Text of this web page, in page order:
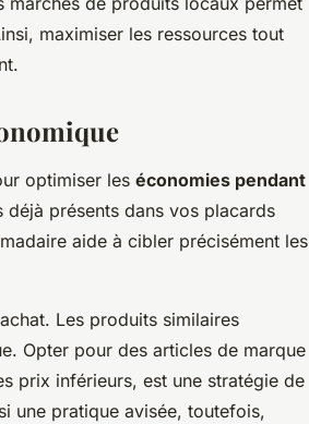
maximiser les ressources tout
optimiser les économies pendant
présents dans vos placards
aide à cibler précisément les
Les produits similaires
Opter pour des articles de marque
prix inférieurs, est une stratégie de
une pratique avisée, toutefois,